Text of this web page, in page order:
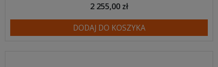
2 255,00 zł
DODAJ DO KOSZYKA